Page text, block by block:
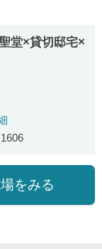
堂×貸切邸宅×
をみる